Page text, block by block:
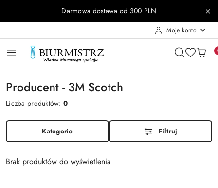
Przejdź do treści głównej
Przejdź do wyszukiwarki
Przejdź do moje konto
Przejdź do menu głównego
Przejdź do stopkiDarmowa dostawa od 300 PLN
Moje konto
Producent - 3M Scotch
Liczba produktów:0
Kategorie Filtruj
Brak produktów do wyświetlenia